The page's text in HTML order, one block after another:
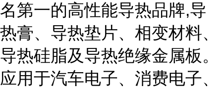
名第一的高性能导热品牌,导
热膏、导热垫片、相变材料、
导热硅脂及导热绝缘金属板。
应用于汽车电子、消费电子、